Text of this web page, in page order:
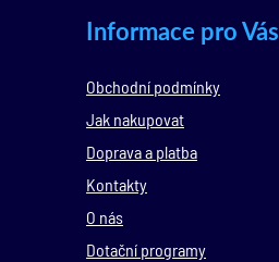
Informace pro Vás
Obchodní podmínky
Jak nakupovat
Doprava a platba
Kontakty
O nás
Dotační programy